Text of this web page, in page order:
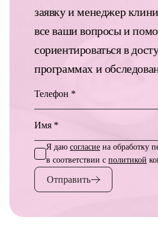
заявку и менеджер
все ваши вопросы и
сориентироваться в
программах и
Телефон *
Имя *
Я даю согласие на обработку
в соответствии с политикой
Отправить